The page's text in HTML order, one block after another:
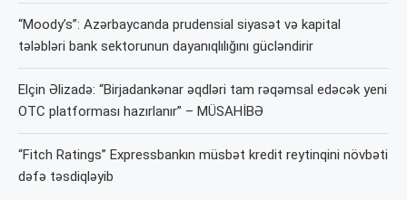
“Moody’s”: Azərbaycanda prudensial siyasət və kapital
tələbləri bank sektorunun dayanıqlılığını gücləndirir
Elçin Əlizadə: “Birjadankənar əqdləri tam rəqəmsal edəcək yeni
OTC platforması hazırlanır” – MÜSAHİBƏ
“Fitch Ratings” Expressbankın müsbət kredit reytinqini növbəti
dəfə təsdiqləyib